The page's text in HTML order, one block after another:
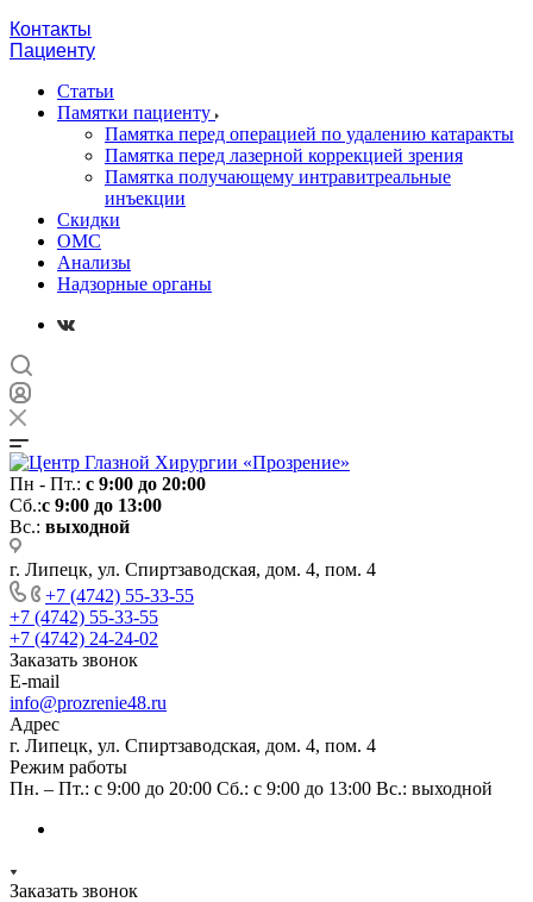
Контакты
Пациенту
Статьи
Памятки пациенту
Памятка перед операцией по удалению катаракты
Памятка перед лазерной коррекцией зрения
Памятка получающему интравитреальные
инъекции
Скидки
ОМС
Анализы
Надзорные органы
Пн - Пт.: с 9:00 до 20:00
Сб.:с 9:00 до 13:00
Вс.: выходной
г. Липецк, ул. Спиртзаводская, дом. 4, пом. 4
+7 (4742) 55-33-55
+7 (4742) 55-33-55
+7 (4742) 24-24-02
Заказать звонок
E-mail
info@prozrenie48.ru
Адрес
г. Липецк, ул. Спиртзаводская, дом. 4, пом. 4
Режим работы
Пн. – Пт.: с 9:00 до 20:00 Сб.: с 9:00 до 13:00 Вс.: выходной
Заказать звонок